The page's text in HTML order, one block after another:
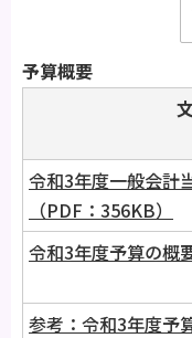
予算概要
令和3年度一般会計
（PDF：356KB）
令和3年度予算の概
参考：令和3年度予